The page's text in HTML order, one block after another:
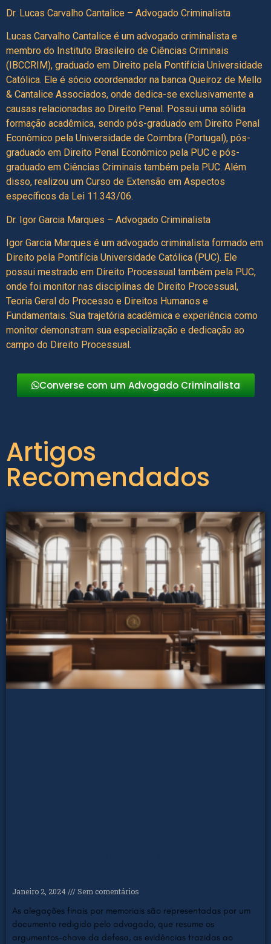
Dr. Lucas Carvalho Cantalice – Advogado Criminalista
Lucas Carvalho Cantalice é um advogado criminalista e
membro do Instituto Brasileiro de Ciências Criminais
(IBCCRIM), graduado em Direito pela Pontifícia Universidade
Católica. Ele é sócio coordenador na banca Queiroz de Mello
& Cantalice Associados, onde dedica-se exclusivamente a
causas relacionadas ao Direito Penal. Possui uma sólida
formação acadêmica, sendo pós-graduado em Direito Penal
Econômico pela Universidade de Coimbra (Portugal), pós-
graduado em Direito Penal Econômico pela PUC e pós-
graduado em Ciências Criminais também pela PUC. Além
disso, realizou um Curso de Extensão em Aspectos
específicos da Lei 11.343/06.
Dr. Igor Garcia Marques – Advogado Criminalista
Igor Garcia Marques é um advogado criminalista formado em
Direito pela Pontifícia Universidade Católica (PUC). Ele
possui mestrado em Direito Processual também pela PUC,
onde foi monitor nas disciplinas de Direito Processual,
Teoria Geral do Processo e Direitos Humanos e
Fundamentais. Sua trajetória acadêmica e experiência como
monitor demonstram sua especialização e dedicação ao
campo do Direito Processual.
Converse com um Advogado Criminalista
Artigos
Recomendados
Janeiro 2, 2024 Sem comentários
As alegações finais por memoriais são representadas por um
documento redigido pelo advogado, que resume os
argumentos-chave da defesa, as evidências trazidas ao